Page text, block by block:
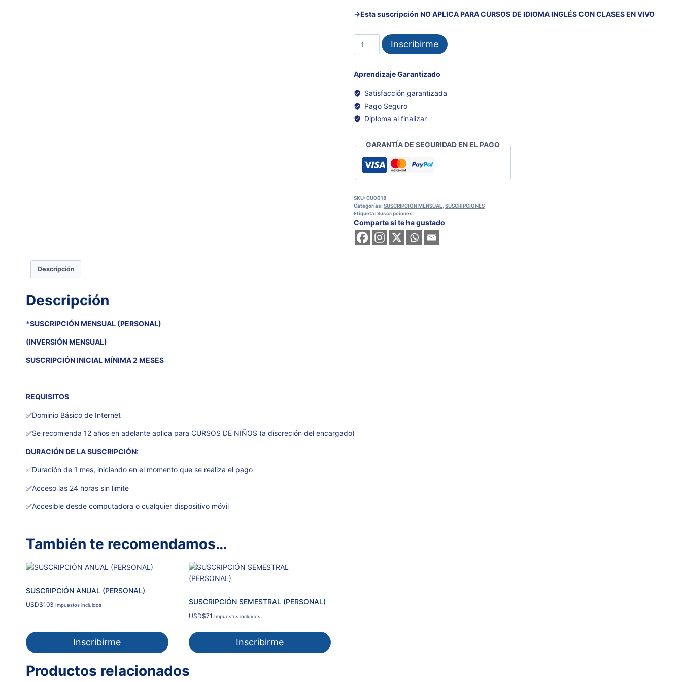
→Esta suscripción NO APLICA PARA CURSOS DE IDIOMA INGLÉS CON CLASES EN VIVO
SUSCRIPCIÓN
MENSUAL
cantidad
Inscribirme
Aprendizaje Garantizado
Satisfacción garantizada
Pago Seguro
Diploma al finalizar
GARANTÍA DE SEGURIDAD EN EL PAGO
SKU:CU0018
Categorías:SUSCRIPCIÓN MENSUAL, SUSCRIPCIONES
Etiqueta:Suscripciones
Comparte si te ha gustado
Descripción
Descripción
*SUSCRIPCIÓN MENSUAL (PERSONAL)
(INVERSIÓN MENSUAL)
SUSCRIPCIÓN INICIAL MÍNIMA 2 MESES
REQUISITOS
✅Dominio Básico de Internet
✅Se recomienda 12 años en adelante aplica para CURSOS DE NIÑOS (a discreción del encargado)
DURACIÓN DE LA SUSCRIPCIÓN:
✅Duración de 1 mes, iniciando en el momento que se realiza el pago
✅Acceso las 24 horas sin limite
✅Accesible desde computadora o cualquier dispositivo móvil
También te recomendamos…
SUSCRIPCIÓN ANUAL (PERSONAL)
USD$103 Impuestos incluidos
Inscribirme
SUSCRIPCIÓN SEMESTRAL (PERSONAL)
USD$71 Impuestos incluidos
Inscribirme
Productos relacionados